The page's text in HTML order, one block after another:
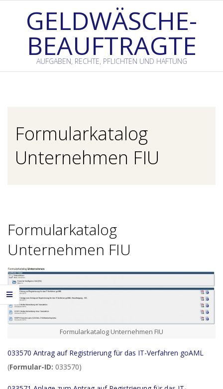
GELDWÄSCHE-
BEAUFTRAGTE
AUFGABEN, RECHTE, PFLICHTEN UND HAFTUNG
Formularkatalog
Unternehmen FIU
Formularkatalog
Unternehmen FIU
Formularkatalog Unternehmen FIU
033570 Antrag auf Registrierung für das IT-Verfahren goAML
(Formular-ID: 033570)